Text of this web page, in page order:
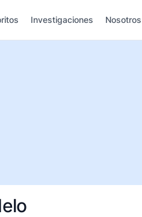
Investigaciones Nosotros